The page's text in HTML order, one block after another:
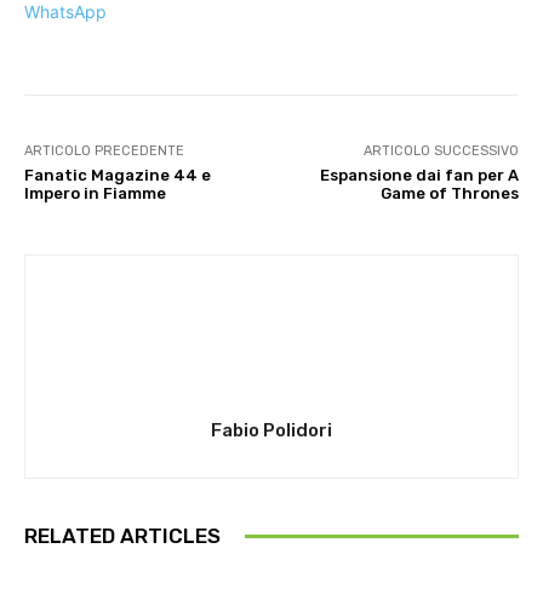
WhatsApp
ARTICOLO PRECEDENTE
Fanatic Magazine 44 e
Impero in Fiamme
ARTICOLO SUCCESSIVO
Espansione dai fan per A
Game of Thrones
Fabio Polidori
RELATED ARTICLES